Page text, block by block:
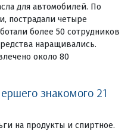
для автомобилей. По
пострадали четыре
более 50 сотрудников
наращивались.
около 80
знакомого 21
на продукты и спиртное.